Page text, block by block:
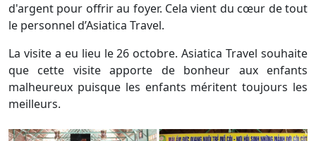
d'argent pour offrir au foyer. Cela vient du cœur de tout
le personnel d’Asiatica Travel.
La visite a eu lieu le 26 octobre. Asiatica Travel souhaite
que cette visite apporte de bonheur aux enfants
malheureux puisque les enfants méritent toujours les
meilleurs.